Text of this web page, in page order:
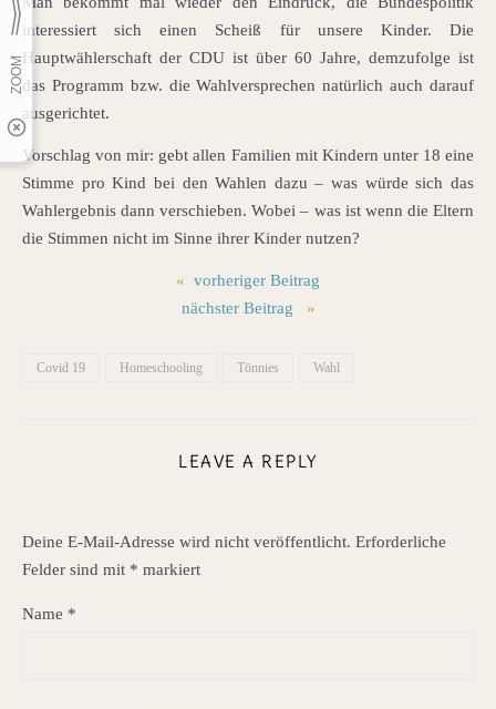
interessiert sich einen Scheiß für unsere Kinder. Die
Hauptwählerschaft der CDU ist über 60 Jahre, demzufolge ist
das Programm bzw. die Wahlversprechen natürlich auch darauf
ausgerichtet.
Vorschlag von mir: gebt allen Familien mit Kindern unter 18 eine
Stimme pro Kind bei den Wahlen dazu – was würde sich das
Wahlergebnis dann verschieben. Wobei – was ist wenn die Eltern
die Stimmen nicht im Sinne ihrer Kinder nutzen?
« vorheriger Beitrag
nächster Beitrag
»
Covid 19 Homeschooling Tönnies Wahl
LEAVE A REPLY
Deine E-Mail-Adresse wird nicht veröffentlicht. Erforderliche
Felder sind mit * markiert
Name *